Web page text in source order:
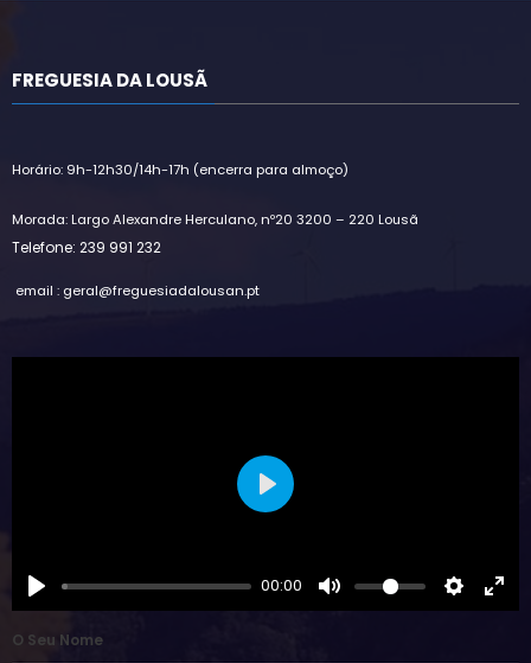
FREGUESIA DA LOUSÃ
Horário: 9h-12h30/14h-17h (encerra para almoço)
Morada: Largo Alexandre Herculano, nº20 3200 – 220 Lousã
Telefone: 239 991 232
email : geral@freguesiadalousan.pt
00:00
Play
O Seu Nome